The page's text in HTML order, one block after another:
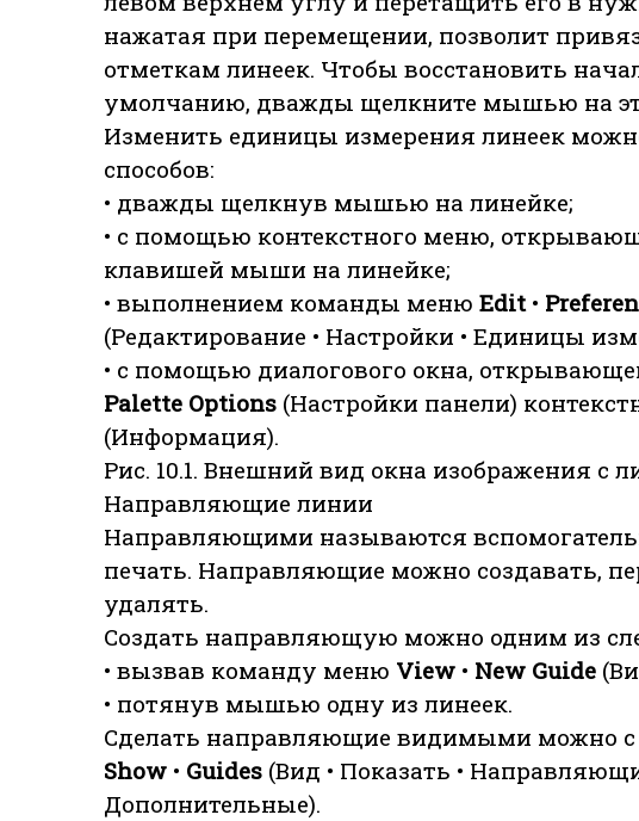
нажатая при перемещении, позволит
отметкам линеек. Чтобы восстановить
умолчанию, дважды щелкните мышью на
Изменить единицы измерения линеек
способов:
• дважды щелкнув мышью на линейке;
• с помощью контекстного меню,
клавишей мыши на линейке;
• выполнением команды меню Edit •
(Редактирование • Настройки • Единицы
• с помощью диалогового окна,
Palette Options (Настройки панели)
(Информация).
Рис. 10.1. Внешний вид окна изображения с
Направляющие линии
Направляющими называются
печать. Направляющие можно создавать,
удалять.
Создать направляющую можно одним из
• вызвав команду меню View • New Guide
• потянув мышью одну из линеек.
Сделать направляющие видимыми можно
Show • Guides (Вид • Показать •
Дополнительные).